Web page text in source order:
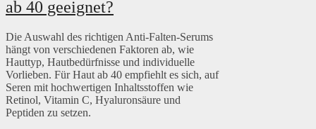
ab 40 geeignet?
Die Auswahl des richtigen Anti-Falten-Serums
hängt von verschiedenen Faktoren ab, wie
Hauttyp, Hautbedürfnisse und individuelle
Vorlieben. Für Haut ab 40 empfiehlt es sich, auf
Seren mit hochwertigen Inhaltsstoffen wie
Retinol, Vitamin C, Hyaluronsäure und
Peptiden zu setzen.